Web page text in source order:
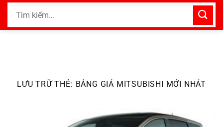
Bỏ
nội
Tìm
LƯU TRỮ THẺ: BẢNG GIÁ MITSUBISHI MỚI NHÁT